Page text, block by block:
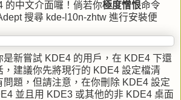
中文介面囉！倘若你極度憎恨命令
搜尋 kde-l10n-zhtw 進行安裝便
新嘗試 KDE4 的用戶，在 KDE4 下還
，建議你先將現行的 KDE4 設定檔清
題，但請注意，在你刪除 KDE4 設定
並且用 KDE3 或其他的非 KDE4 桌面